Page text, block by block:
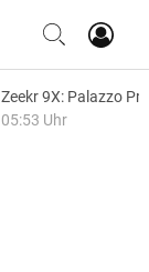
Zeekr 9X: Palazzo
05:53 Uhr